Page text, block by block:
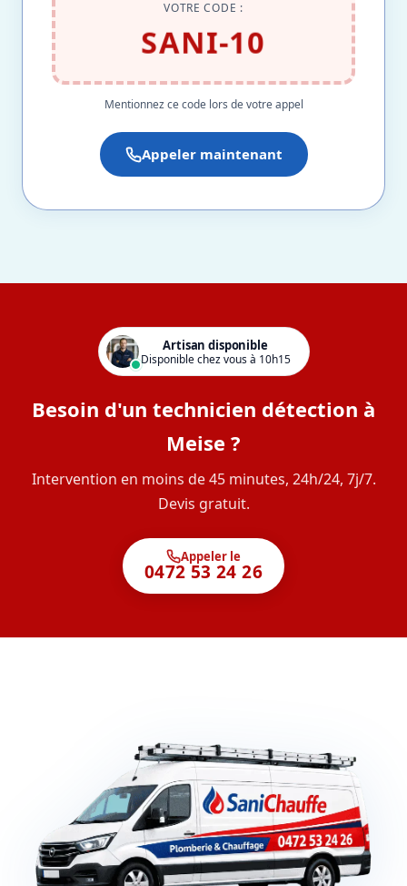
VOTRE CODE :
SANI-10
Mentionnez ce code lors de votre appel
Appeler maintenant
Artisan disponible
Disponible chez vous à 10h15
Besoin d'un technicien détection à
Meise ?
Intervention en moins de 45 minutes, 24h/24, 7j/7.
Devis gratuit.
Appeler le
0472 53 24 26